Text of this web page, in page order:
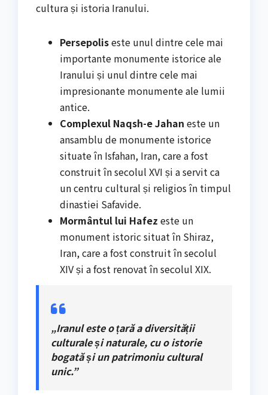
cultura și istoria Iranului.
Persepoliseste unul dintre cele mai
importante monumente istorice ale
Iranului și unul dintre cele mai
impresionante monumente ale lumii
antice.
Complexul Naqsh-e Jahan este un
ansamblu de monumente istorice
situate în Isfahan, Iran, care a fost
construit în secolul XVI și a servit ca
un centru cultural și religios în timpul
dinastiei Safavide.
Mormântul lui Hafez este un
monument istoric situat în Shiraz,
Iran, care a fost construit în secolul
XIV și a fost renovat în secolul XIX.
„Iranul este o țară a diversității
culturale și naturale, cu o istorie
bogată și un patrimoniu cultural
unic.”